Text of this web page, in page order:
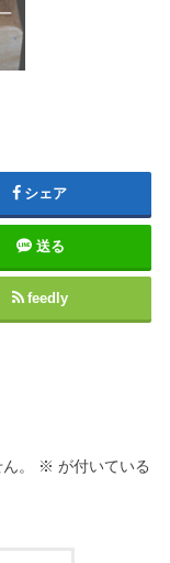
シェア
送る
feedly
。 ※ が付いている